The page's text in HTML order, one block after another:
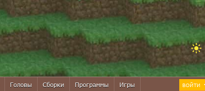
Головы Сборки Программы Игры ВОЙТИ